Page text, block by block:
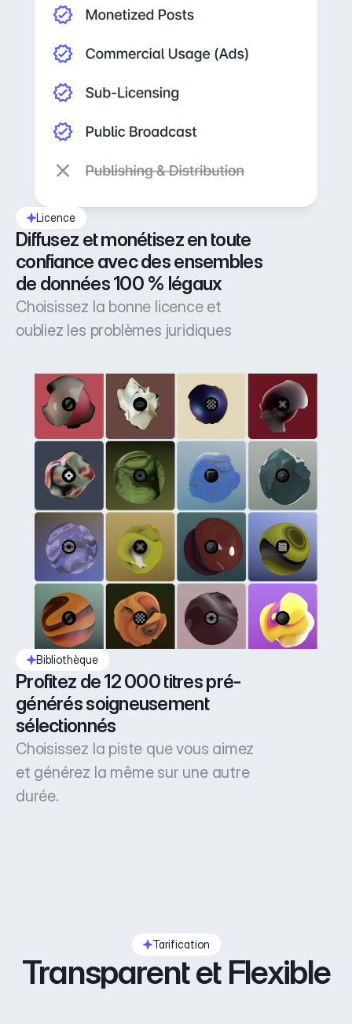
Licence
Diffusez et monétisez en toute
confiance avec des ensembles
de données 100 % légaux
Choisissez la bonne licence et
oubliez les problèmes juridiques
Bibliothèque
Profitez de 12 000 titres pré-
générés soigneusement
sélectionnés
Choisissez la piste que vous aimez
et générez la même sur une autre
durée.
Tarification
Transparent et Flexible